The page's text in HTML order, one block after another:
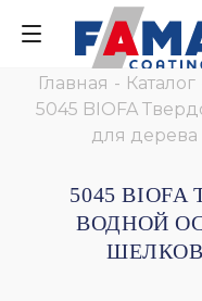
Главная - Каталог
5045 BIOFA
для дерева
5045
ВОДНОЙ